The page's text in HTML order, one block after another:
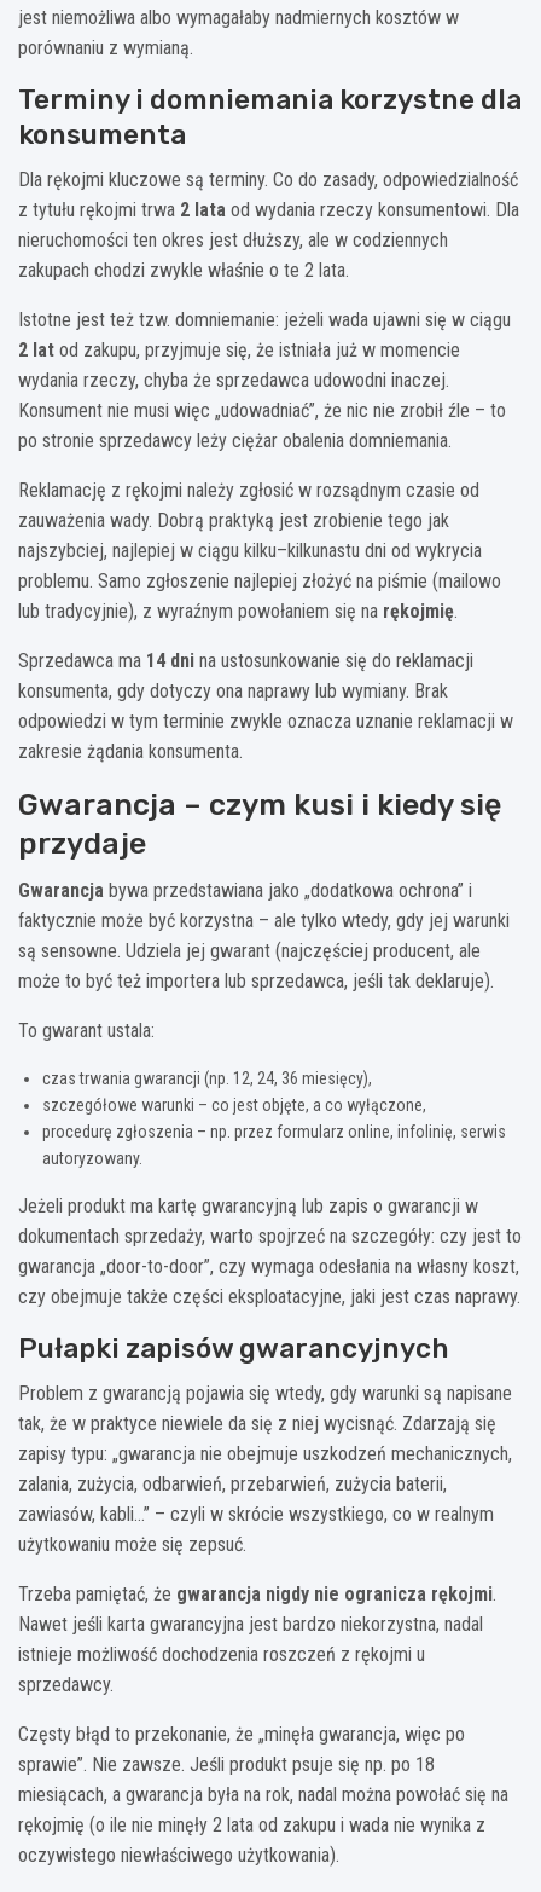
jest niemożliwa albo wymagałaby nadmiernych kosztów w
porównaniu z wymianą.
Terminy i domniemania korzystne dla
konsumenta
Dla rękojmi kluczowe są terminy. Co do zasady, odpowiedzialność
z tytułu rękojmi trwa 2 lata od wydania rzeczy konsumentowi. Dla
nieruchomości ten okres jest dłuższy, ale w codziennych
zakupach chodzi zwykle właśnie o te 2 lata.
Istotne jest też tzw. domniemanie: jeżeli wada ujawni się w ciągu
2 lat od zakupu, przyjmuje się, że istniała już w momencie
wydania rzeczy, chyba że sprzedawca udowodni inaczej.
Konsument nie musi więc „udowadniać”, że nic nie zrobił źle – to
po stronie sprzedawcy leży ciężar obalenia domniemania.
Reklamację z rękojmi należy zgłosić w rozsądnym czasie od
zauważenia wady. Dobrą praktyką jest zrobienie tego jak
najszybciej, najlepiej w ciągu kilku–kilkunastu dni od wykrycia
problemu. Samo zgłoszenie najlepiej złożyć na piśmie (mailowo
lub tradycyjnie), z wyraźnym powołaniem się na rękojmię.
Sprzedawca ma 14 dni na ustosunkowanie się do reklamacji
konsumenta, gdy dotyczy ona naprawy lub wymiany. Brak
odpowiedzi w tym terminie zwykle oznacza uznanie reklamacji w
zakresie żądania konsumenta.
Gwarancja – czym kusi i kiedy się
przydaje
Gwarancja bywa przedstawiana jako „dodatkowa ochrona” i
faktycznie może być korzystna – ale tylko wtedy, gdy jej warunki
są sensowne. Udziela jej gwarant (najczęściej producent, ale
może to być też importera lub sprzedawca, jeśli tak deklaruje).
To gwarant ustala:
czas trwania gwarancji (np. 12, 24, 36 miesięcy),
szczegółowe warunki – co jest objęte, a co wyłączone,
procedurę zgłoszenia – np. przez formularz online, infolinię, serwis
autoryzowany.
Jeżeli produkt ma kartę gwarancyjną lub zapis o gwarancji w
dokumentach sprzedaży, warto spojrzeć na szczegóły: czy jest to
gwarancja „door-to-door”, czy wymaga odesłania na własny koszt,
czy obejmuje także części eksploatacyjne, jaki jest czas naprawy.
Pułapki zapisów gwarancyjnych
Problem z gwarancją pojawia się wtedy, gdy warunki są napisane
tak, że w praktyce niewiele da się z niej wycisnąć. Zdarzają się
zapisy typu: „gwarancja nie obejmuje uszkodzeń mechanicznych,
zalania, zużycia, odbarwień, przebarwień, zużycia baterii,
zawiasów, kabli…” – czyli w skrócie wszystkiego, co w realnym
użytkowaniu może się zepsuć.
Trzeba pamiętać, że gwarancja nigdy nie ogranicza rękojmi.
Nawet jeśli karta gwarancyjna jest bardzo niekorzystna, nadal
istnieje możliwość dochodzenia roszczeń z rękojmi u
sprzedawcy.
Częsty błąd to przekonanie, że „minęła gwarancja, więc po
sprawie”. Nie zawsze. Jeśli produkt psuje się np. po 18
miesiącach, a gwarancja była na rok, nadal można powołać się na
rękojmię (o ile nie minęły 2 lata od zakupu i wada nie wynika z
oczywistego niewłaściwego użytkowania).